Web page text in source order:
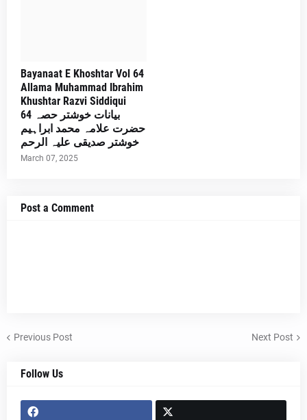
Bayanaat E Khoshtar Vol 64
Allama Muhammad Ibrahim
Khushtar Razvi Siddiqui
بیانات خوشتر حصہ 64
حضرت علامہ محمد ابراہیم
خوشتر صدیقی علیہ الرحم
March 07, 2025
Post a Comment
Previous Post Next Post
Follow Us